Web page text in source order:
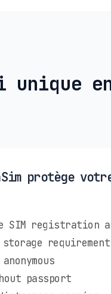
unique
protège
SIM registration
passport